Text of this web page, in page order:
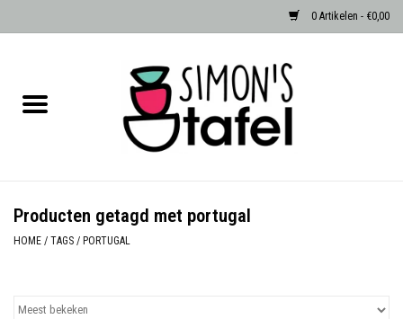
0 Artikelen - €0,00
Albast waxinehouders van Zenza
Dierenlampen
Producten getagd met portugal
HOME / TAGS / PORTUGAL